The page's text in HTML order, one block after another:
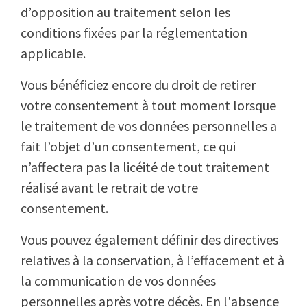
d’opposition au traitement selon les
conditions fixées par la réglementation
applicable.
Vous bénéficiez encore du droit de retirer
votre consentement à tout moment lorsque
le traitement de vos données personnelles a
fait l’objet d’un consentement, ce qui
n’affectera pas la licéité de tout traitement
réalisé avant le retrait de votre
consentement.
Vous pouvez également définir des directives
relatives à la conservation, à l’effacement et à
la communication de vos données
personnelles après votre décès. En l'absence